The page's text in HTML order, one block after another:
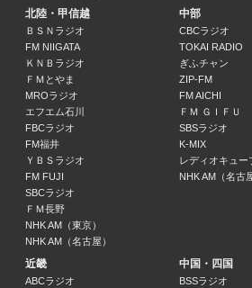
12:55 ～ 13:00
生見愛瑠 soothing
生見愛瑠 ゲスト: ヤバイTシャツ屋さん
13:00 ～ 13:30
日曜大学 supported by 日本大学
蓮見翔（ダウ90000）
13:30 ～ 13:55
FMY PUSH ONE
13:55 ～ 14:00
山下達郎の楽天カード サンデー・ソングブック
北陸・甲信越
ＢＳＮラジオ
FM NIIGATA
ＫＮＢラジオ
ＦＭとやま
MROラジオ
エフエム石川
FBCラジオ
FM福井
ＹＢＳラジオ
FM FUJI
SBCラジオ
ＦＭ長野
NHK AM（東京）
NHK AM（名古屋）
中部
CBCラジオ
TOKAI RADIO
ぎふチャン
ZIP-FM
FM AICHI
ＦＭ ＧＩＦＵ
SBSラジオ
K-MIX
レディオキュー
NHK AM（名古
近畿
ABCラジオ
中国・四国
BSSラジオ